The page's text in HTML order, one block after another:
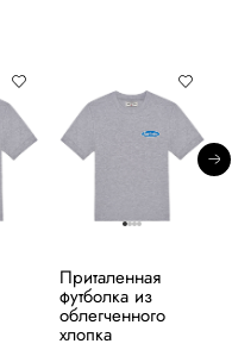
Приталенная
футболка из
облегченного
хлопка